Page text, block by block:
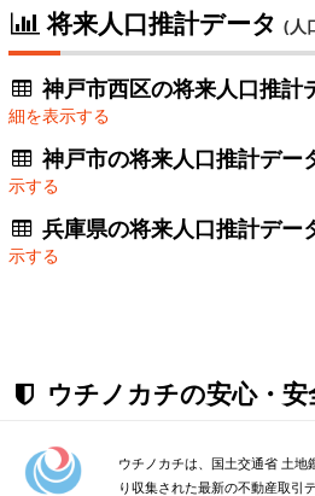
将来人口推計データ (人
神戸市西区の将来人口推計
細を表示する
神戸市の将来人口推計デー
示する
兵庫県の将来人口推計デー
示する
ウチノカチの安心・
ウチノカチは、国土交通省 土地
り収集された最新の不動産取引